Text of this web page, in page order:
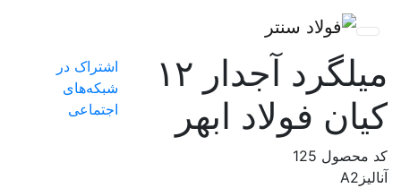
میلگرد آجدار ۱۲
کیان فولاد ابهر
اشتراک در
شبکه‌های
اجتماعی
کد محصول 125
آنالیز A2